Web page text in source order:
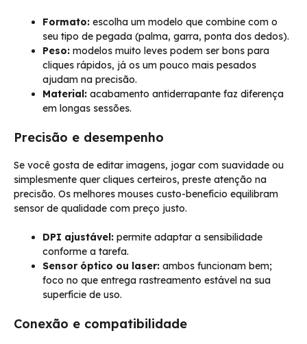
Formato: escolha um modelo que combine com o
seu tipo de pegada (palma, garra, ponta dos dedos).
Peso: modelos muito leves podem ser bons para
cliques rápidos, já os um pouco mais pesados
ajudam na precisão.
Material: acabamento antiderrapante faz diferença
em longas sessões.
Precisão e desempenho
Se você gosta de editar imagens, jogar com suavidade ou
simplesmente quer cliques certeiros, preste atenção na
precisão. Os melhores mouses custo-benefício equilibram
sensor de qualidade com preço justo.
DPI ajustável: permite adaptar a sensibilidade
conforme a tarefa.
Sensor óptico ou laser: ambos funcionam bem;
foco no que entrega rastreamento estável na sua
superfície de uso.
Conexão e compatibilidade